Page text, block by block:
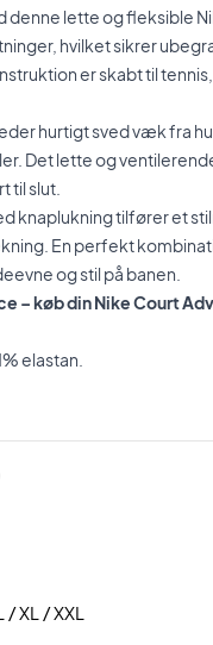
lette og fleksible
hvilket sikrer
er skabt til
hurtigt sved væk fra
Det lette og
til slut.
knaplukning tilfører et
En perfekt
og stil på banen.
– køb din Nike Court
elastan.
/ XL / XXL